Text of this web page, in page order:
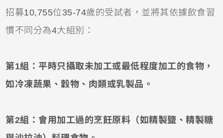
招募10,755位35-74歲的受試者，並將其依據飲食習
慣不同分為4大組別：
第1組：平時只攝取未加工或最低程度加工的食物，
如冷凍蔬果、穀物、肉類或乳製品。
第2組：會用加工過的烹飪原料（如精製鹽、精製糖